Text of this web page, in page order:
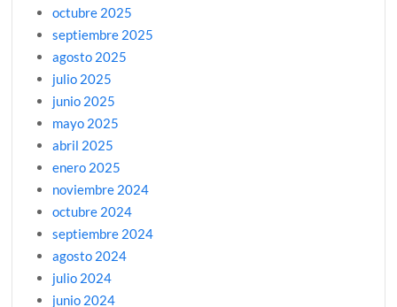
octubre 2025
septiembre 2025
agosto 2025
julio 2025
junio 2025
mayo 2025
abril 2025
enero 2025
noviembre 2024
octubre 2024
septiembre 2024
agosto 2024
julio 2024
junio 2024